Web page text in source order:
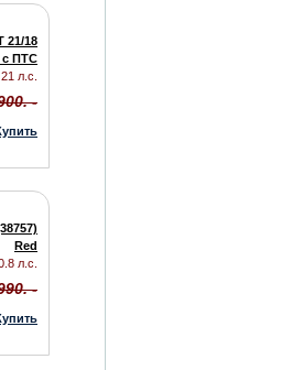
21/18
с ПТС
л.с.
-
Red
л.с.
-